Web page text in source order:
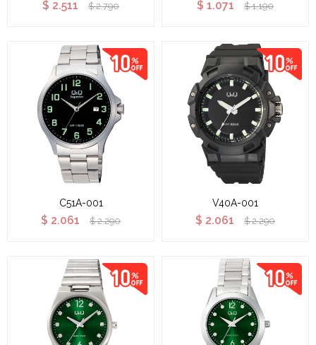
$ 2.511 $ 2.790 $ 1.071 $ 1.190
C51A-001
$ 2.061 $ 2.290
V40A-001
$ 2.061 $ 2.290